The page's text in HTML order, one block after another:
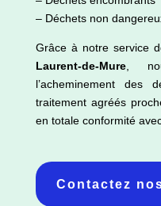
– Déchets non
Grâce à notre service
Laurent-de-Mure,
l’acheminement des
traitement agréés
en totale conformité
Contactez